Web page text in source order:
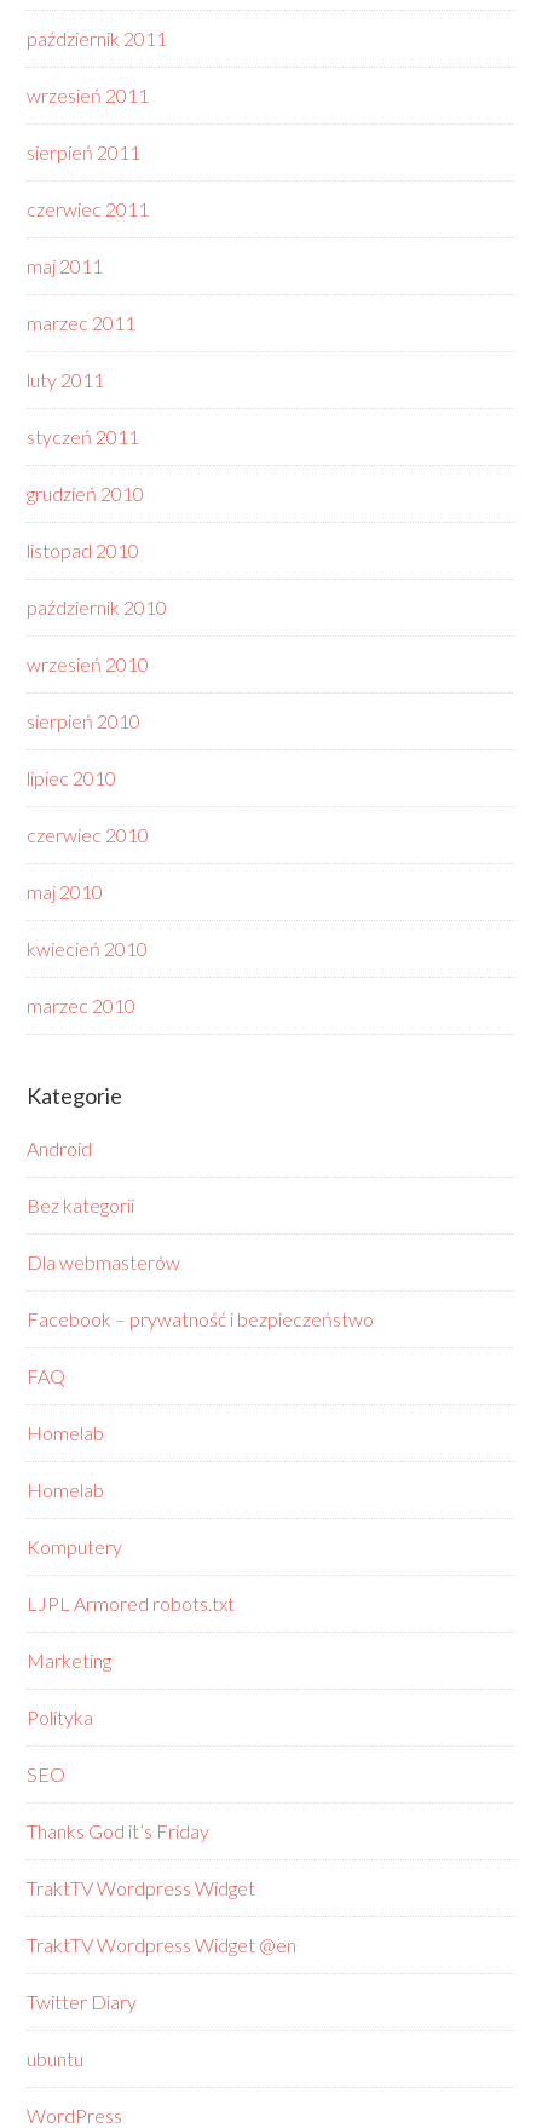
październik 2011
wrzesień 2011
sierpień 2011
czerwiec 2011
maj 2011
marzec 2011
luty 2011
styczeń 2011
grudzień 2010
listopad 2010
październik 2010
wrzesień 2010
sierpień 2010
lipiec 2010
czerwiec 2010
maj 2010
kwiecień 2010
marzec 2010
Kategorie
Android
Bez kategorii
Dla webmasterów
Facebook – prywatność i bezpieczeństwo
FAQ
Homelab
Homelab
Komputery
LJPL Armored robots.txt
Marketing
Polityka
SEO
Thanks God it’s Friday
TraktTV Wordpress Widget
TraktTV Wordpress Widget @en
Twitter Diary
ubuntu
WordPress